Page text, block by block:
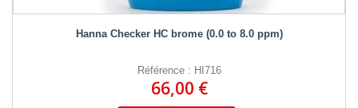
Hanna Checker HC brome (0.0 to 8.0 ppm)
Référence : HI716
66,00 €